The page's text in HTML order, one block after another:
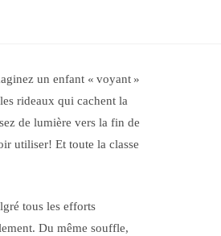
un enfant « voyant »
rideaux qui cachent la
de lumière vers la fin de
utiliser! Et toute la classe
tous les efforts
Du même souffle,